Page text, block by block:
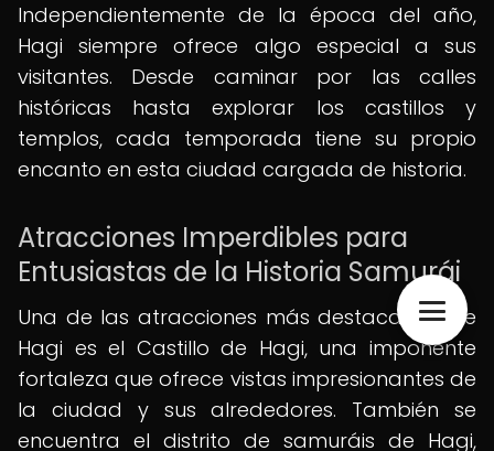
Independientemente de la época del año,
Hagi siempre ofrece algo especial a sus
visitantes. Desde caminar por las calles
históricas hasta explorar los castillos y
templos, cada temporada tiene su propio
encanto en esta ciudad cargada de historia.
Atracciones Imperdibles para
Entusiastas de la Historia Samurái
Una de las atracciones más destacadas de
Hagi es el Castillo de Hagi, una imponente
fortaleza que ofrece vistas impresionantes de
la ciudad y sus alrededores. También se
encuentra el distrito de samuráis de Hagi,